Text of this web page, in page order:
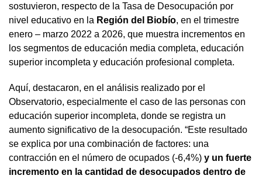
sostuvieron, respecto de la Tasa de Desocupación por
nivel educativo en la Región del Biobío, en el trimestre
enero – marzo 2022 a 2026, que muestra incrementos en
los segmentos de educación media completa, educación
superior incompleta y educación profesional completa.
Aquí, destacaron, en el análisis realizado por el
Observatorio, especialmente el caso de las personas con
educación superior incompleta, donde se registra un
aumento significativo de la desocupación. “Este resultado
se explica por una combinación de factores: una
contracción en el número de ocupados (-6,4%) y un fuerte
incremento en la cantidad de desocupados dentro de